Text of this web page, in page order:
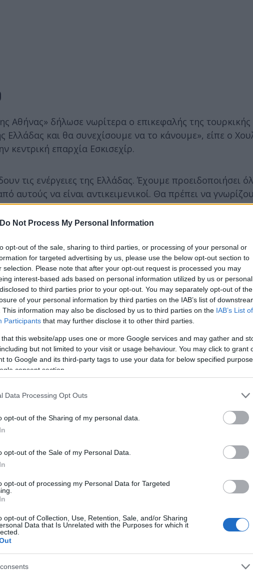
Do Not Process My Personal Information
opt-out of the sale, sharing to third parties, or processing of your personal or
for targeted advertising by us, please use the below opt-out section to
selection. Please note that after your opt-out request is processed you may
interest-based ads based on personal information utilized by us or personal
to third parties prior to your opt-out. You may separately opt-out of the
of your personal information by third parties on the IAB’s list of
This information may also be disclosed by us to third parties on the IAB’s List of
Participants that may further disclose it to other third parties.
that this website/app uses one or more Google services and may gather and
but not limited to your visit or usage behaviour. You may click to grant
to Google and its third-party tags to use your data for below specified
consent section.
Data Processing Opt Outs
opt-out of the Sharing of my personal data.
opt-out of the Sale of my Personal Data.
opt-out of processing my Personal Data for Targeted
opt-out of Collection, Use, Retention, Sale, and/or Sharing
Data that Is Unrelated with the Purposes for which it
Αθήνας» δήλωσε νωρίτερα ο επικεφαλής της τουρκικής
και θα συνεχίσουμε να το κάνουμε», είπε ο
κεντρική επαρχία Εσκισεχίρ.
τις ενέργειες της Ελλάδας. Έχουμε προειδοποιήσει
αυτούς να είναι αντικειμενικοί. Θα πρέπει να
δεν συνάδουν με τη φιλία ή τη συμμαχία», είπε
Flash.grστην αναζήτηση τηςGoogle
υπήρξε ένας
να δώσει μια
τον γιο του
επιστήμονες ρίχνουν φως στις
"φιλίες" μεταξύ διαφορετικών